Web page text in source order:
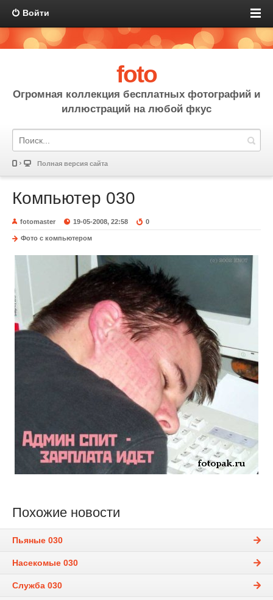
Войти
foto
Огромная коллекция бесплатных фотографий и
иллюстраций на любой фкус
Полная версия сайта
Компьютер 030
fotomaster 19-05-2008, 22:58 0
Фото с компьютером
Похожие новости
Пьяные 030
Насекомые 030
Служба 030